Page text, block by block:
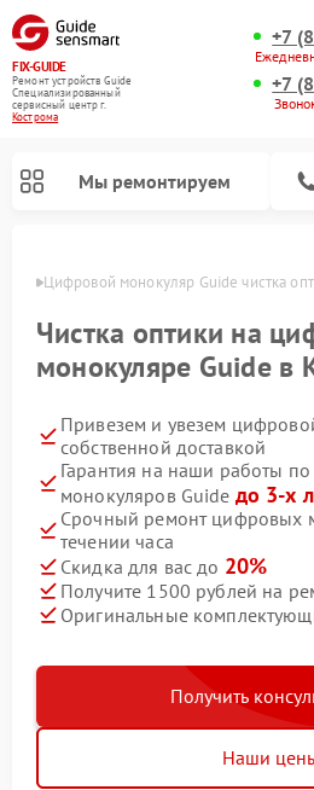
FIX-GUIDE
Ремонт устройств Guide
Специализированный
cервисный центр г.
Кострома
+7
+7
Мы ремонтируем
Цифровой монокуляр Guide чистка
Чистка оптики на
монокуляре Guide в
Привезем и увезем
собственной доставкой
Гарантия на наши работы
монокуляров Guide до 3-х
Срочный ремонт цифровых
течении часа
Скидка для вас до 20%
Получите 1500 рублей на
Оригинальные
Получить
Наши